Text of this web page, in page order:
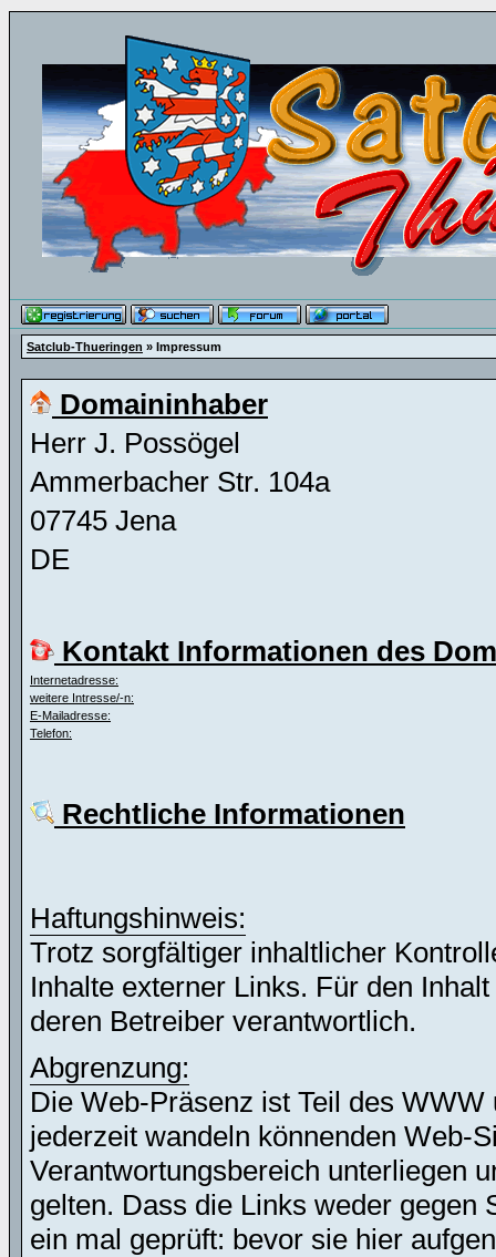
Satclub-Thueringen » Impressum
Domaininhaber
Herr J. Possögel
Ammerbacher Str. 104a
07745 Jena
DE
Kontakt Informationen des
Internetadresse:
weitere Intresse/-n:
E-Mailadresse:
Telefon:
Rechtliche Informationen
Haftungshinweis:
Trotz sorgfältiger inhaltlicher
Inhalte externer Links. Für den
deren Betreiber verantwortlich.
Abgrenzung:
Die Web-Präsenz ist Teil des
jederzeit wandeln könnenden Web-
Verantwortungsbereich unterliegen
gelten. Dass die Links weder gegen
ein mal geprüft: bevor sie hier